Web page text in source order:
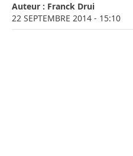
Auteur : Franck Drui
22 SEPTEMBRE 2014 - 15:10